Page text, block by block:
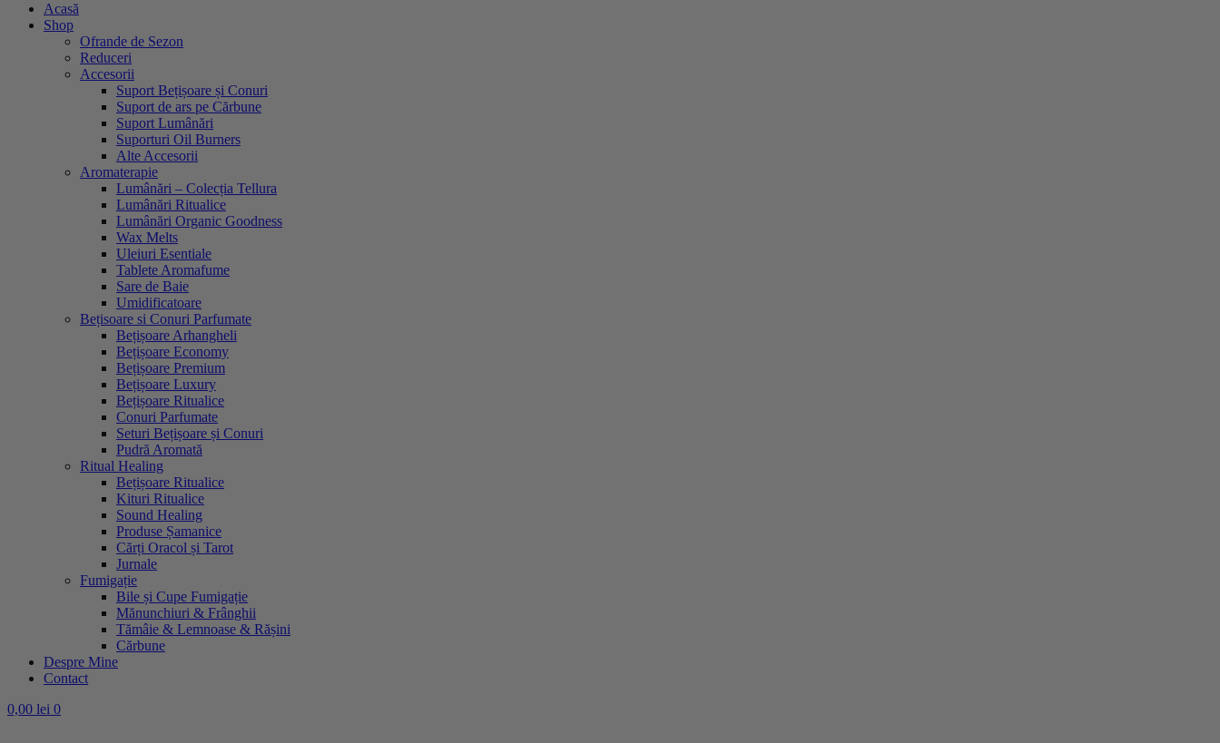
Acasă
Shop
Ofrande de Sezon
Reduceri
Accesorii
Suport Bețișoare și Conuri
Suport de ars pe Cărbune
Suport Lumânări
Suporturi Oil Burners
Alte Accesorii
Aromaterapie
Lumânări – Colecția Tellura
Lumânări Ritualice
Lumânări Organic Goodness
Wax Melts
Uleiuri Esentiale
Tablete Aromafume
Sare de Baie
Umidificatoare
Bețisoare si Conuri Parfumate
Bețișoare Arhangheli
Bețișoare Economy
Bețișoare Premium
Bețișoare Luxury
Bețișoare Ritualice
Conuri Parfumate
Seturi Bețișoare și Conuri
Pudră Aromată
Ritual Healing
Bețișoare Ritualice
Kituri Ritualice
Sound Healing
Produse Șamanice
Cărți Oracol și Tarot
Jurnale
Fumigație
Bile și Cupe Fumigație
Mănunchiuri & Frânghii
Tămâie & Lemnoase & Rășini
Cărbune
Despre Mine
Contact
0,00 lei 0